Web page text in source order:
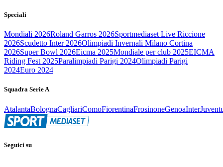
Speciali
Mondiali 2026Roland Garros 2026Sportmediaset Live Riccione
2026Scudetto Inter 2026Olimpiadi Invernali Milano Cortina
2026Super Bowl 2026Eicma 2025Mondiale per club 2025EICMA
Riding Fest 2025Paralimpiadi Parigi 2024Olimpiadi Parigi
2024Euro 2024
Squadra Serie A
AtalantaBolognaCagliariComoFiorentinaFrosinoneGenoaInter
Seguici su